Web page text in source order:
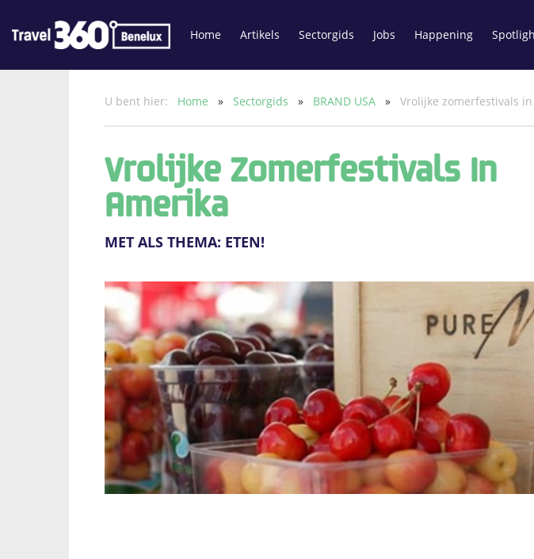
Home Artikels Sectorgids Jobs Happening
U bent hier: Home » Sectorgids » BRAND USA » Vrolijke zomerfestivals
Vrolijke Zomerfestivals In
Amerika
MET ALS THEMA: ETEN!